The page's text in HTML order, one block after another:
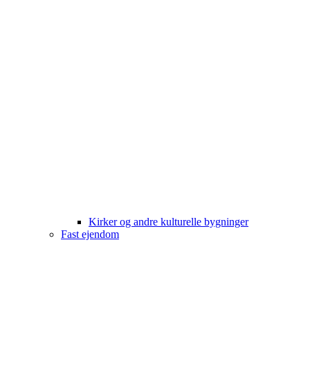
Kirker og andre kulturelle bygninger
Fast ejendom